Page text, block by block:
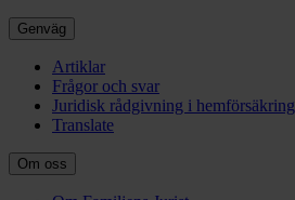
Genväg
Artiklar
Frågor och svar
Juridisk rådgivning i hemförsäkring
Translate
Om oss